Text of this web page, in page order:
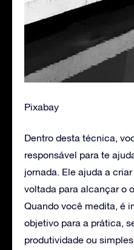
Pixabay
Dentro desta técnica,
responsável para te
jornada. Ele ajuda a
voltada para alcançar o
Quando você medita, é
objetivo para a prática,
produtividade ou